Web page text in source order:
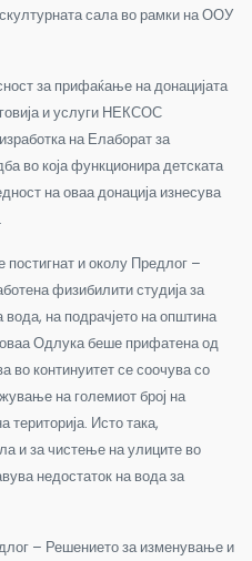
сала во рамки на ООУ
за прифаќање на донацијата
и услуги НЕКСОС
на Елаборат за
во која функционира детската
на оваа донација изнесува
и околу Предлог –
физибилити студија за
на подрачјето на општина
Одлука беше прифатена од
во континуитет се соочува со
на големиот број на
територија. Исто така,
и за чистење на улиците во
недостаток на вода за
– Решението за изменување и